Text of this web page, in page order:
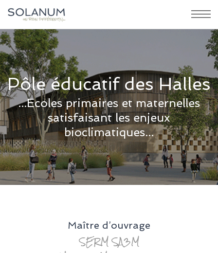
Pôle éducatif des Halles
...Ecoles primaires et maternelles
satisfaisant les enjeux
bioclimatiques...
Maître d’ouvrage
SERM SA3M